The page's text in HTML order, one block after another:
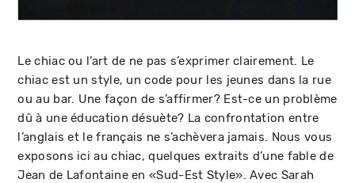
Le chiac ou l’art de ne pas s’exprimer clairement. Le
chiac est un style, un code pour les jeunes dans la rue
ou au bar. Une façon de s’affirmer? Est-ce un problème
dû à une éducation désuète? La confrontation entre
l’anglais et le français ne s’achèvera jamais. Nous vous
exposons ici au chiac, quelques extraits d’une fable de
Jean de Lafontaine en «Sud-Est Style». Avec Sarah